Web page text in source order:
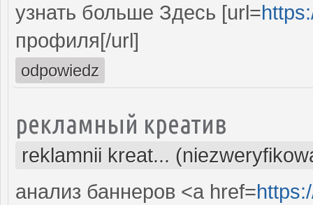
узнать больше Здесь [url=
профиля[/url]
odpowiedz
рекламный креатив
reklamnii kreat...
анализ баннеров <a href=